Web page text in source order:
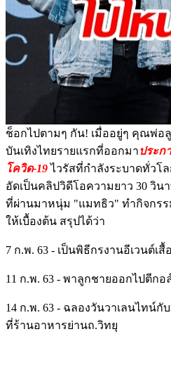
ช็อกไปตามๆ กัน! เมื่ออยู่ๆ คุณพ่อ
บันเทิงไทยรายแรกที่ออกมาประก
โควิด-19ไวรัสที่กำลังระบาดทั่วโ
อัดเป็นคลิปวิดีโอความยาว 30 วิน
ที่ผ่านมาหนุ่ม "แมทธิว" ทำกิจกรร
ให้เบื้องต้น สรุปได้ว่า
7 ก.พ. 63 - เป็นพิธีกรงานอีเวนต์เ
11 ก.พ. 63 - พาลูกชายออกไปตีกอ
14 ก.พ. 63 - ฉลองวันวาเลนไทน์
ที่ร้านอาหารย่านถ.วิทยุ